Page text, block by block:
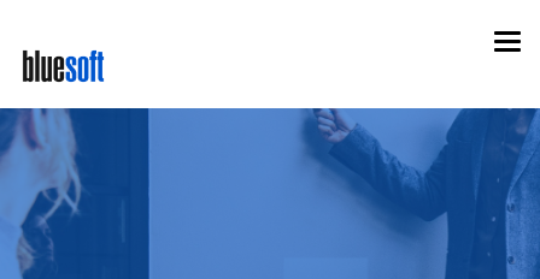
main
content